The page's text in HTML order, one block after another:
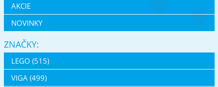
AKCIE
NOVINKY
ZNAČKY:
LEGO (515)
VIGA (499)